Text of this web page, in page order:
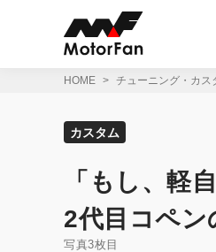
HOME チューニング・カス
カスタム
「もし、軽
2代目コペン
写真3枚目